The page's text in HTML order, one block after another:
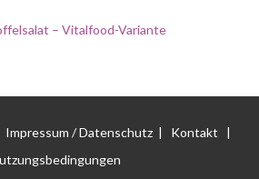
– Vitalfood-Variante
Impressum / Datenschutz| Kontakt
|